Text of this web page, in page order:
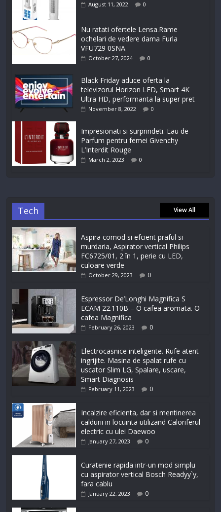
August 11, 2022 0
Nu ratati ofertele Lensa.Rame
ochelari de vedere dama Furla
VFU729 0SNA
October 27, 2024 0
Black Friday aduce oferta la
televizorul Horizon LED, Smart 4K
Ultra HD, performanta la super pret
November 8, 2022 0
Impresionati si surprindeti. Eau de
Parfum pentru femei Givenchy
L’Interdit Rouge
March 2, 2023 0
Tech View All
Aspira comod si efcient praful si
murdaria, Aspirator vertical Philips
FC6725/01, 2 în 1, perie cu LED,
culoare verde
October 29, 2023 0
Espressor De’Longhi Magnifica S
ECAM 22.110B – O cafea aromata. O
cafea Magnifica
February 26, 2023 0
Electrocasnice inteligente. Rufe atent
ingrijite. Masina de spalat rufe cu
uscator Slim LG, Spalare, uscare,
Smart Diagnosis
February 11, 2023 0
Incalzire eficienta, dar si mentinerea
caldurii in locuinta utilizand Caloriferul
electric cu ulei Daewoo
January 27, 2023 0
Curatenie rapida intr-un mod simplu
cu aspirator vertical Bosch Readyy`y,
fara cablu
January 22, 2023 0